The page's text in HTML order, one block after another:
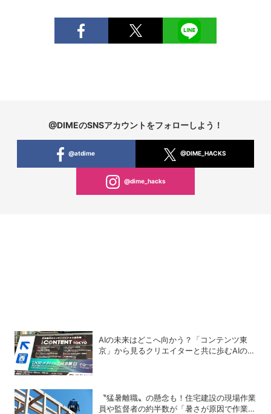
@DIMEのSNSアカウントをフォローしよう！
@atdime @DIME_HACKS
@dime_hacks
AIの未来はどこへ向かう？「コンテンツ東
京」から見るクリエイターと共に歩むAIの可
〝猛暑離職〟の懸念も！住宅建設の現場作業
員や監督者の約半数が「暑さが原因で作業や